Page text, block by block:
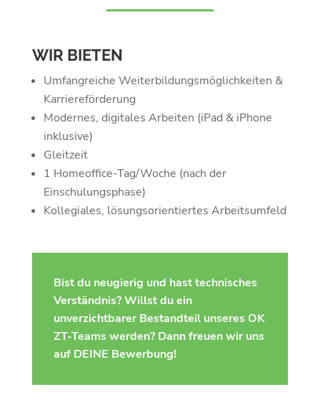
WIR BIETEN
Umfangreiche Weiterbildungsmöglichkeiten &
Karriereförderung
Modernes, digitales Arbeiten (iPad & iPhone
inklusive)
Gleitzeit
1 Homeoffice-Tag/Woche (nach der
Einschulungsphase)
Kollegiales, lösungsorientiertes Arbeitsumfeld
Bist du neugierig und hast technisches
Verständnis? Willst du ein
unverzichtbarer Bestandteil unseres OK
ZT-Teams werden? Dann freuen wir uns
auf DEINE Bewerbung!